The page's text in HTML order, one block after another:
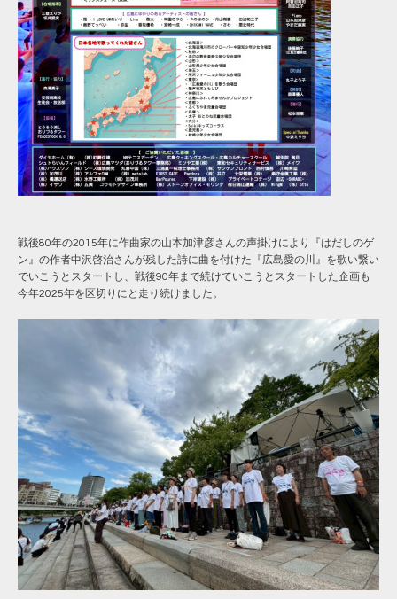
戦後80年の2015年に作曲家の山本加津彦さんの声掛けにより『はだしのゲ
ン』の作者中沢啓治さんが残した詩に曲を付けた『広島愛の川』を歌い繋い
でいこうとスタートし、戦後90年まで続けていこうとスタートした企画も
今年2025年を区切りにと走り続けました。